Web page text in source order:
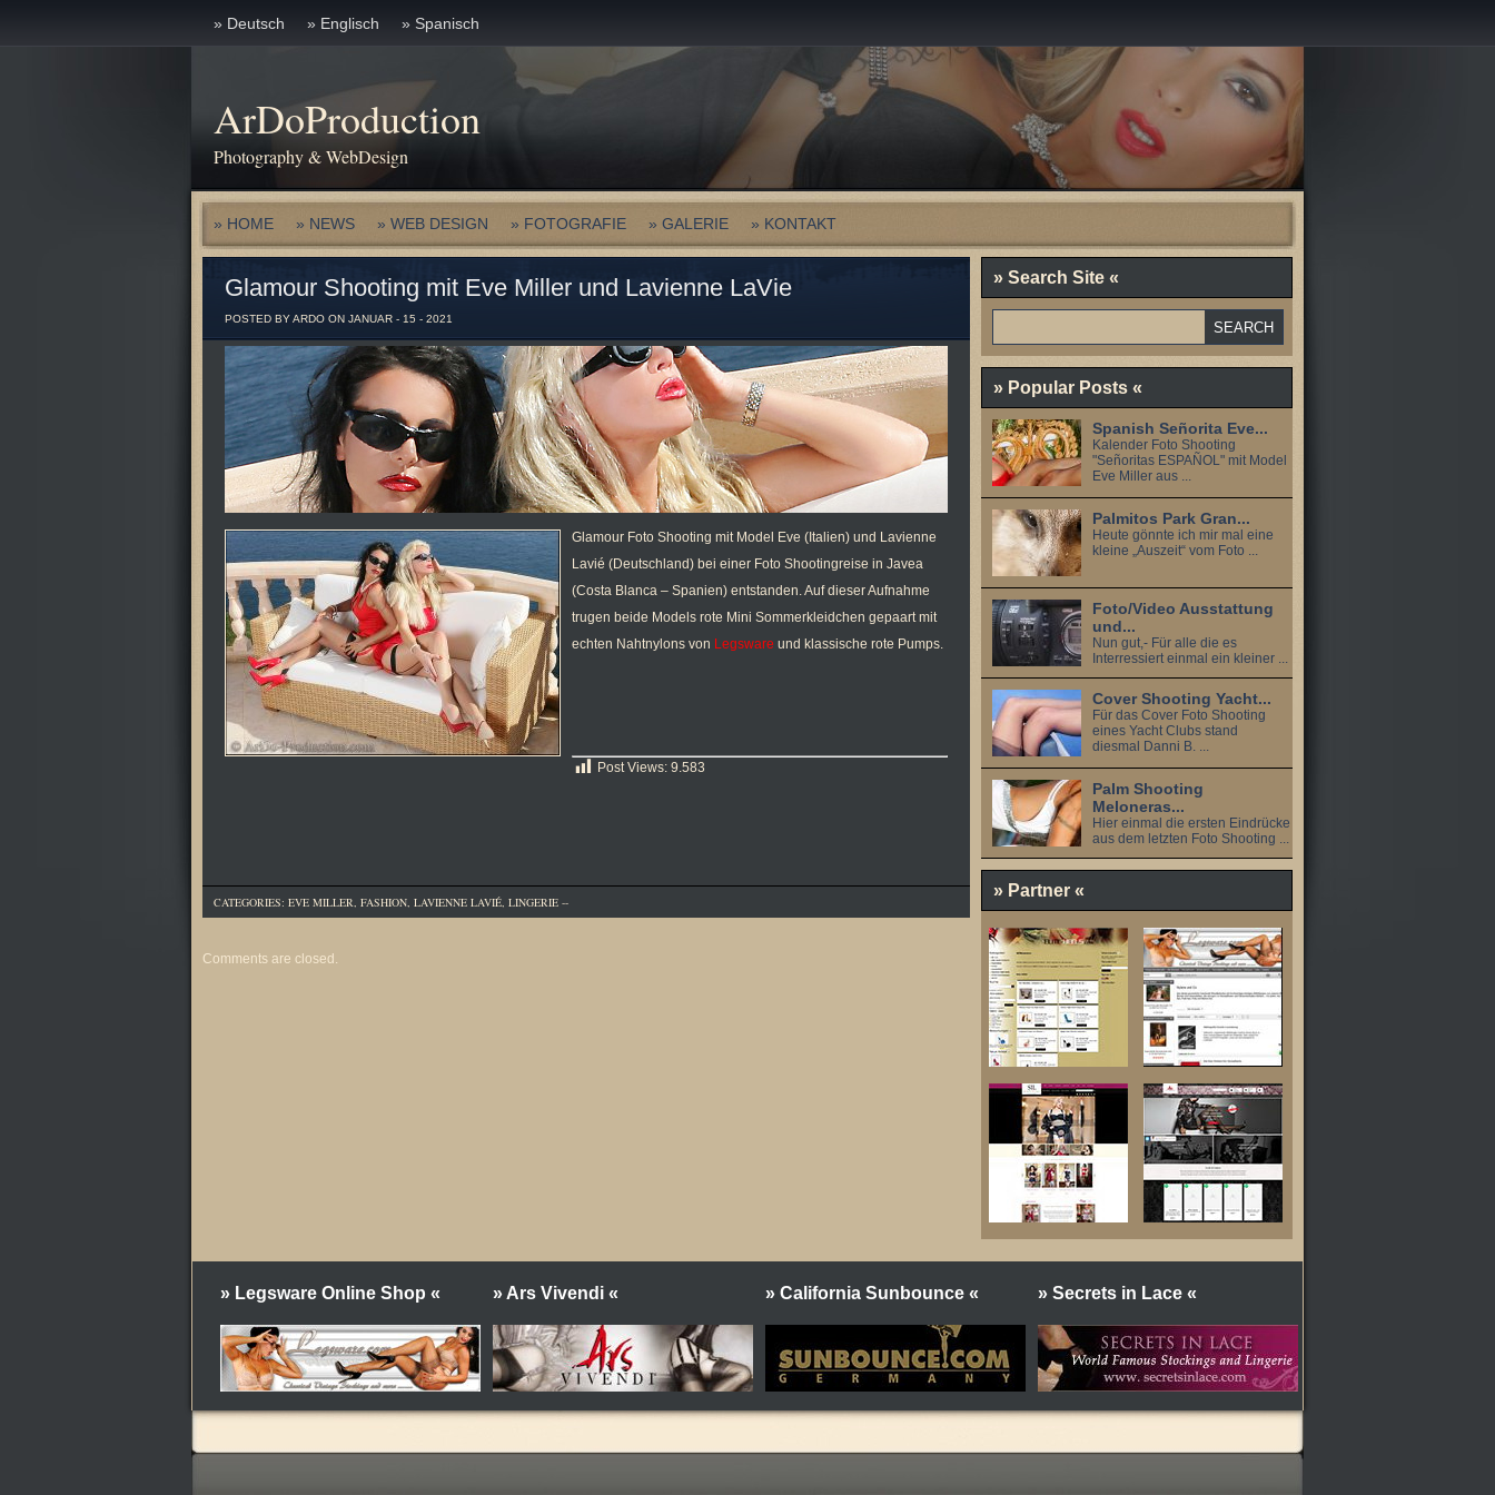
» Deutsch » Englisch » Spanisch
ArDoProduction
Photography & WebDesign
» HOME » NEWS » WEB DESIGN » FOTOGRAFIE » GALERIE » KONTAKT
Glamour Shooting mit Eve Miller und Lavienne LaVie
POSTED BY ARDO ON JANUAR - 15 - 2021
Glamour Foto Shooting mit Model Eve (Italien) und Lavienne
Lavié (Deutschland) bei einer Foto Shootingreise in Javea
(Costa Blanca – Spanien) entstanden. Auf dieser Aufnahme
trugen beide Models rote Mini Sommerkleidchen gepaart mit
echten Nahtnylons von Legsware und klassische rote Pumps.
Post Views: 9.583
CATEGORIES: EVE MILLER, FASHION, LAVIENNE LAVIÉ, LINGERIE --
Comments are closed.
» Search Site «
» Popular Posts «
Spanish Señorita Eve...
Kalender Foto Shooting
"Señoritas ESPAÑOL" mit Model
Eve Miller aus ...
Palmitos Park Gran...
Heute gönnte ich mir mal eine
kleine „Auszeit“ vom Foto ...
Foto/Video Ausstattung
und...
Nun gut,- Für alle die es
Interressiert einmal ein kleiner ...
Cover Shooting Yacht...
Für das Cover Foto Shooting
eines Yacht Clubs stand
diesmal Danni B. ...
Palm Shooting
Meloneras...
Hier einmal die ersten Eindrücke
aus dem letzten Foto Shooting ...
» Partner «
» Legsware Online Shop « » Ars Vivendi « » California Sunbounce « » Secrets in Lace «